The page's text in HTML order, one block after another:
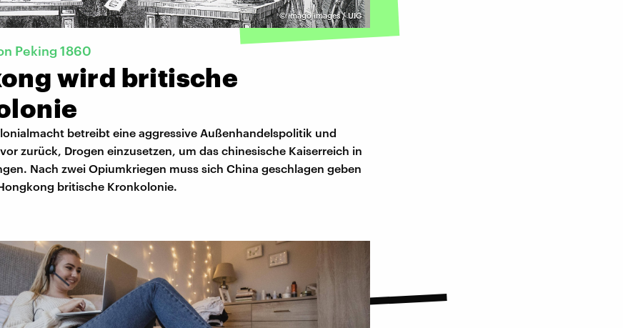
©imago images / UIG
Peking 1860
wird britische
betreibt eine aggressive Außenhandelspolitik und
zurück, Drogen einzusetzen, um das chinesische Kaiserreich in
Nach zwei Opiumkriegen muss sich China geschlagen geben
britische Kronkolonie.